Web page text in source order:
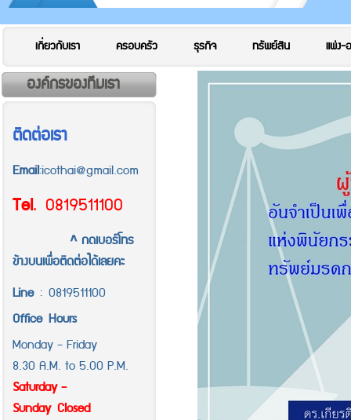
เกี่ยวกับเรา ครอบครัว ธุรกิจ ทรัพย์สิน แพ่ง-
องค์กรของทีมเรา
ติดต่อเรา
Email:icothai@gmail.com
Tel. 0819511100
^ กดเบอร์โทร
ข้างบนเพื่อติดต่อได้เลยคะ
Line: 0819511100
Office Hours
Monday - Friday
8.30 A.M. to 5.00 P.M.
Saturday -
Sunday Closed